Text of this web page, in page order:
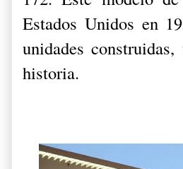
Estados Unidos en
unidades
historia.